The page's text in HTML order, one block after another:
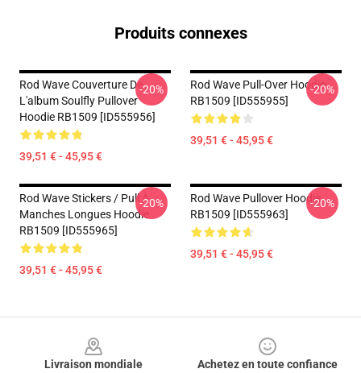
Produits connexes
Rod Wave Couverture De
L'album Soulfly Pullover
Hoodie RB1509 [ID555956]
39,51 € - 45,95 €
-20%
Rod Wave Pull-Over Hoodie
RB1509 [ID555955]
39,51 € - 45,95 €
-20%
Rod Wave Stickers / Pull À
Manches Longues Hoodie
RB1509 [ID555965]
39,51 € - 45,95 €
-20%
Rod Wave Pullover Hoodie
RB1509 [ID555963]
39,51 € - 45,95 €
-20%
Livraison mondiale
Achetez en toute confiance